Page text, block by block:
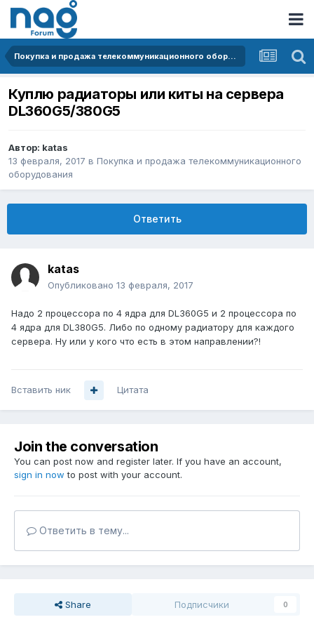
Покупка и продажа телекоммуникационного оборудования
Куплю радиаторы или киты на сервера
DL360G5/380G5
Автор: katas
13 февраля, 2017 в Покупка и продажа телекоммуникационного
оборудования
Ответить
katas
Опубликовано 13 февраля, 2017
Надо 2 процессора по 4 ядра для DL360G5 и 2 процессора по
4 ядра для DL380G5. Либо по одному радиатору для каждого
сервера. Ну или у кого что есть в этом направлении?!
Вставить ник Цитата
Join the conversation
You can post now and register later. If you have an account,
sign in now to post with your account.
Ответить в тему...
Share Подписчики 0